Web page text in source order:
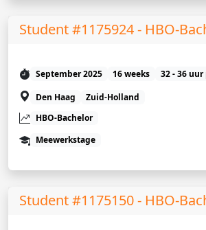
Student #1175924 - HBO-
September 2025 16 weeks
32 - 36
Den Haag
Zuid-Holland
HBO-Bachelor
Meewerkstage
Student #1175150 - HBO-